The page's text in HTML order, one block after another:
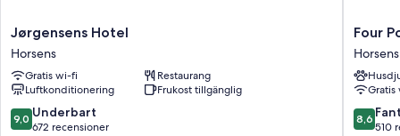
Badrum med golvvärme och duschar
50-tums platt-tv med satellitkanaler
Privata trädgårdar, garderober och separata sittutrymmen
Jørgensens
Hotel
Horsens
Jørgensens Hotel
Horsens
Gratis wi-fi
Restaurang
Luftkonditionering
Frukost tillgänglig
9.0
av
9,0 Underbart
672 recensioner
Four
Points
Flex
by
Horsens
Horsens
Four
Horsens
8.6
av
8,6
510